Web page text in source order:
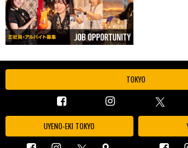
TOKYO
UYENO-EKI TOKYO